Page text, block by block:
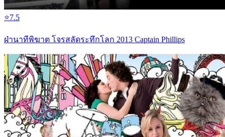
⭐7.5
ฝ่านาทีพิฆาต โจรสลัดระทึกโลก 2013 Captain Phillips